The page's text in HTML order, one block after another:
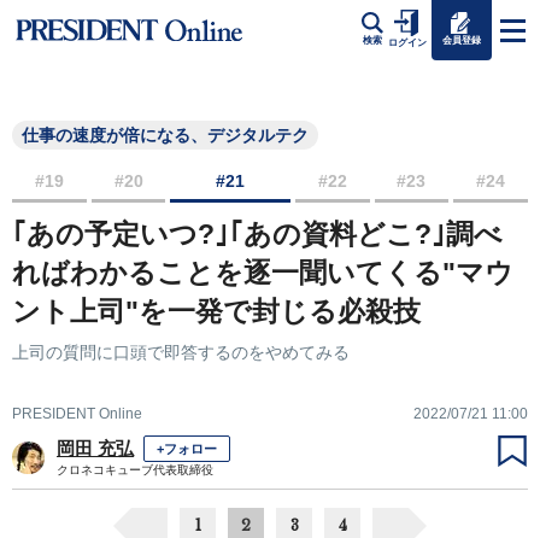
検索 ログイン 会員登録
仕事の速度が倍になる、デジタルテク
#19 #20 #21 #22 #23 #24
｢あの予定いつ?｣｢あの資料どこ?｣調べ
ればわかることを逐一聞いてくる"マウ
ント上司"を一発で封じる必殺技
上司の質問に口頭で即答するのをやめてみる
PRESIDENT Online 2022/07/21 11:00
岡田 充弘 +フォロー
クロネコキューブ代表取締役
1 2 3 4